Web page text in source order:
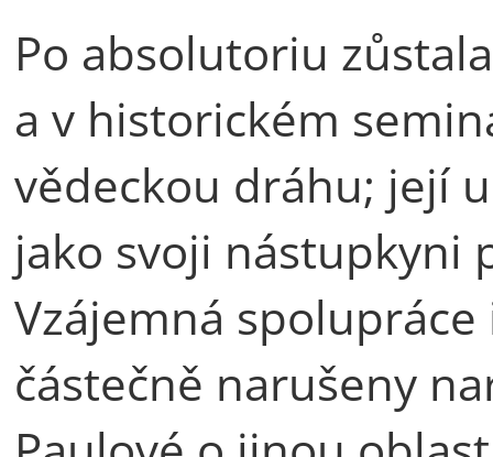
Po absolutoriu
a v historickém
vědeckou dráhu; její
jako svoji nástupkyni
Vzájemná
částečně narušeny